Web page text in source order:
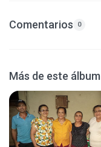
Comentarios 0
Más de este álbum